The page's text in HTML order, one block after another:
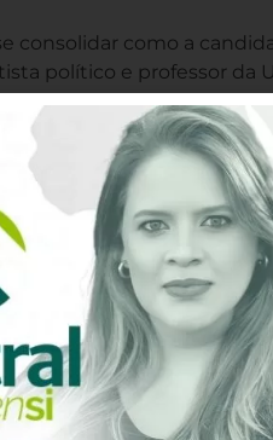
consolidar como a
político e professor da
da desistência de Doria
ele não conseguiu crescer
no Brasil”.
do tucano? Para a
Monalisa Soares, isso
uma projeção no caso